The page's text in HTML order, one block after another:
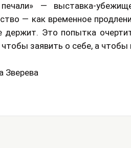
печали» — выставка-
— как временное
держит. Это попытка
чтобы заявить о себе, а чтобы
Зверева